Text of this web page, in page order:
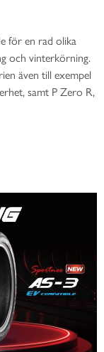
för en rad olika
och vinterkörning.
även till exempel
samt P Zero R,